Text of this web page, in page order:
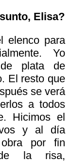
Elisa?
elenco para
Yo
plata de
El resto que
se verá
a todos
Hicimos el
y al día
por fin
la risa,